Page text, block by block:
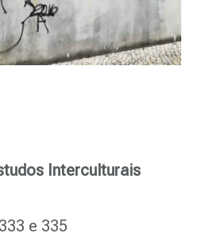
Interculturais
e 335